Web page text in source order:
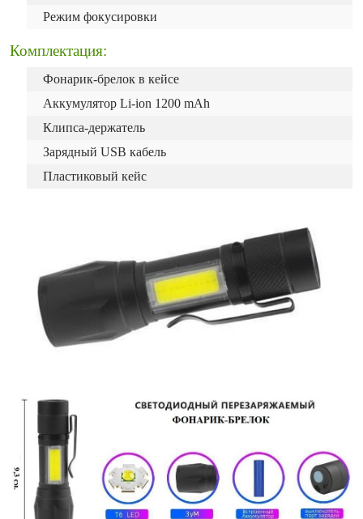
Режим фокусировки
Комплектация:
Фонарик-брелок в кейсе
Аккумулятор Li-ion 1200 mAh
Клипса-держатель
Зарядный USB кабель
Пластиковый кейс